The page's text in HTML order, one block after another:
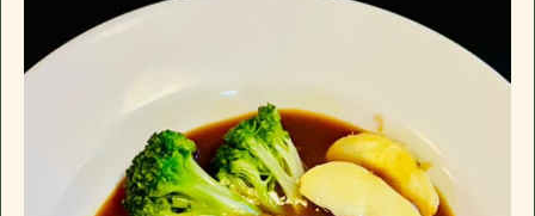
長南町千田の「イザカヤ」です。カウンター7
席、小上がり4名×3、禁煙個室6名一室(個室
のみお子様入店可能)。ドリンクメニュー、フ
ードメニューに加え日替わり黒板メニューが
ございます。
電話番号
営業日時
おすすめ
長南町千田の「イザカヤ」です。カウンター7
千葉県長生郡長南町千田227
google mapで開く
電話番号
0475-46-2200
営業日時
住所
〒297-0115